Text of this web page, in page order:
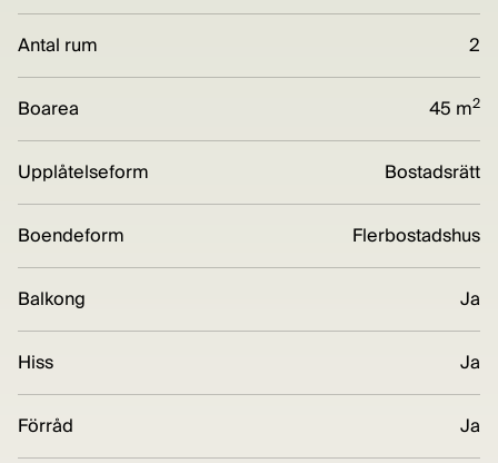
Antal rum 2
Boarea 45 m2
Upplåtelseform Bostadsrätt
Boendeform Flerbostadshus
Balkong Ja
Hiss Ja
Förråd Ja